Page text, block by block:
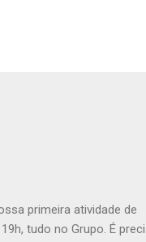
primeira atividade de
tudo no Grupo. É